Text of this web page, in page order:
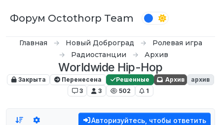
Форум Octothorp Team
Главная Новый Доброград
Ролевая игра
Радиостанции
Архив
Worldwide Hip-Hop
Закрыта Перенесена Решенные Архив
архив
3
3 502 1
Авторизуйтесь, чтобы ответить